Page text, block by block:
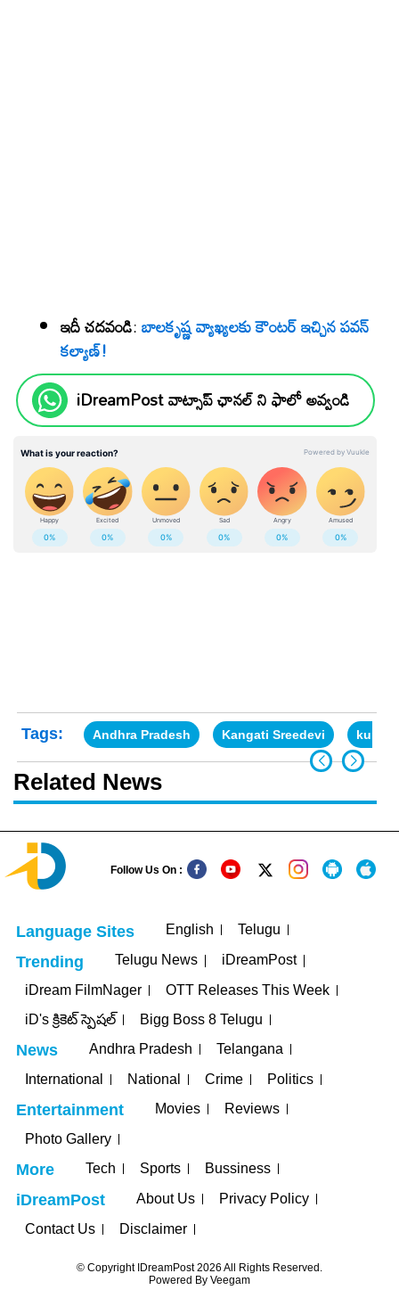
ఇదీ చదవండి:బాలకృష్ణ వ్యాఖ్యలకు కౌంటర్ ఇచ్చిన పవన్
కల్యాణ్!
iDreamPost వాట్సాప్ ఛానల్ ని ఫాలో అవ్వండి
Tags: Andhra Pradesh Kangati Sreedevi
Related News
Follow Us On :
Language Sites English Telugu
Trending Telugu News
iDreamPost
iDream FilmNager
OTT Releases This Week
iD's క్రికెట్ స్పెషల్
Bigg Boss 8 Telugu
News Andhra Pradesh
Telangana
International
National Crime Politics
Entertainment Movies
Reviews
Photo Gallery
More Tech Sports Bussiness
iDreamPost About Us
Privacy Policy
Contact Us
Disclaimer
© Copyright IDreamPost 2026 All Rights Reserved.
Powered By Veegam